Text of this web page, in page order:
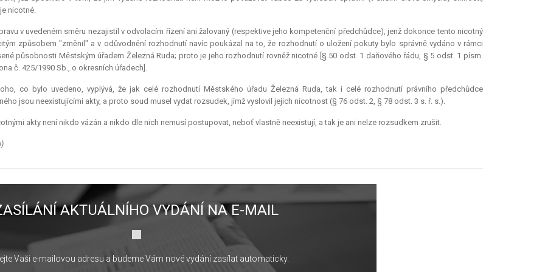
nicotné.
v uvedeném směru nezajistil v odvolacím řízení ani žalovaný (respektive jeho kompetenční předchůdce), jenž dokonce tento nicotný
způsobem "změnil" a v odůvodnění rozhodnutí navíc poukázal na to, že rozhodnutí o uložení pokuty bylo správně vydáno v rámci
působnosti Městským úřadem Železná Ruda; proto je jeho rozhodnutí rovněž nicotné [§ 50 odst. 1 daňového řádu, § 5 odst. 1 písm.
č. 425/1990 Sb., o okresních úřadech].
co bylo uvedeno, vyplývá, že jak celé rozhodnutí Městského úřadu Železná Ruda, tak i celé rozhodnutí právního předchůdce
jsou neexistujícími akty, a proto soud musel vydat rozsudek, jímž vyslovil jejich nicotnost (§ 76 odst. 2, § 78 odst. 3 s. ř. s.).
akty není nikdo vázán a nikdo dle nich nemusí postupovat, neboť vlastně neexistují, a tak je ani nelze rozsudkem zrušit.
AKTUÁLNÍHO VYDÁNÍ NA E-MAIL
Vaši e-mailovou adresu a budeme Vám nové vydání zasílat automaticky.